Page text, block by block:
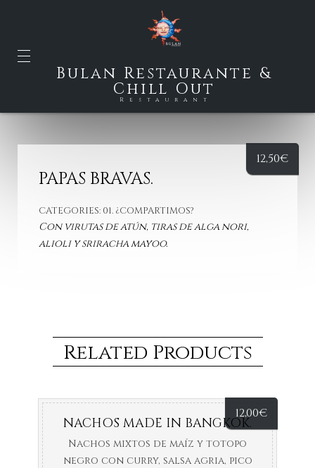
Bulan Restaurante &
Chill Out
Restaurant
PAPAS BRAVAS.
CATEGORIES: 01. ¿COMPARTIMOS?
Con virutas de atún, tiras de alga nori,
alioli y sriracha mayoo.
12,50€
Related Products
12,00€
NACHOS MADE IN BANGKOK.
Nachos mixtos de maíz y totopo
negro con curry, salsa agria, pico